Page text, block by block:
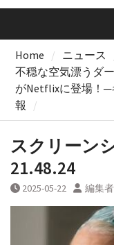
Home
ニュース
不穏な空気漂うダ
がNetflixに登場！─
報
スクリーン
21.48.24
2025-05-22 編集者